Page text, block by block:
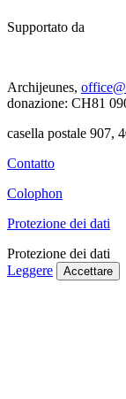
Supportato da
Archijeunes,
donazione: CH81
casella postale 907,
Contatto
Colophon
Protezione dei dati
Protezione dei dati
Leggere
Accettare